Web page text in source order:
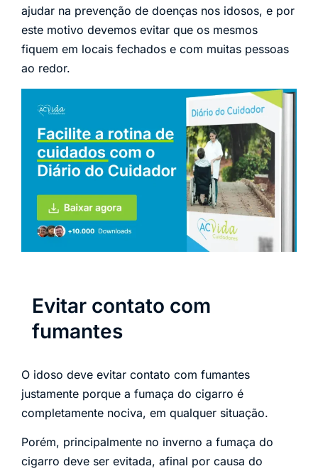
ajudar na prevenção de doenças nos idosos, e por
este motivo devemos evitar que os mesmos
fiquem em locais fechados e com muitas pessoas
ao redor.
Evitar contato com
fumantes
O idoso deve evitar contato com fumantes
justamente porque a fumaça do cigarro é
completamente nociva, em qualquer situação.
Porém, principalmente no inverno a fumaça do
cigarro deve ser evitada, afinal por causa do